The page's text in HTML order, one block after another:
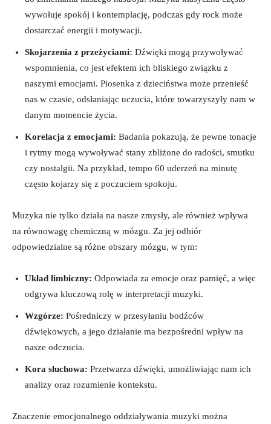
wywołuje spokój i kontemplację, podczas gdy rock może
dostarczać energii i motywacji.
Skojarzenia z przeżyciami: Dźwięki mogą przywoływać
wspomnienia, co jest efektem ich bliskiego związku z
naszymi emocjami. Piosenka z dzieciństwa może przenieść
nas w czasie, odsłaniając uczucia, które towarzyszyły nam w
danym momencie życia.
Korelacja z emocjami: Badania pokazują, że pewne tonacje
i rytmy mogą wywoływać stany zbliżone do radości, smutku
czy nostalgii. Na przykład, tempo 60 uderzeń na minutę
często kojarzy się z poczuciem spokoju.
Muzyka nie tylko działa na nasze zmysły, ale również wpływa
na równowagę chemiczną w mózgu. Za jej odbiór
odpowiedzialne są różne obszary mózgu, w tym:
Układ limbiczny: Odpowiada za emocje oraz pamięć, a więc
odgrywa kluczową rolę w interpretacji muzyki.
Wzgórze: Pośredniczy w przesyłaniu bodźców
dźwiękowych, a jego działanie ma bezpośredni wpływ na
nasze odczucia.
Kora słuchowa: Przetwarza dźwięki, umożliwiając nam ich
analizy oraz rozumienie kontekstu.
Znaczenie emocjonalnego oddziaływania muzyki można